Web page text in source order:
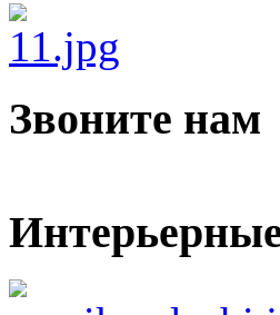
Звоните нам